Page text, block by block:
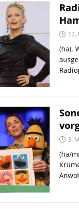
12.
(ha).
3.
(ha/